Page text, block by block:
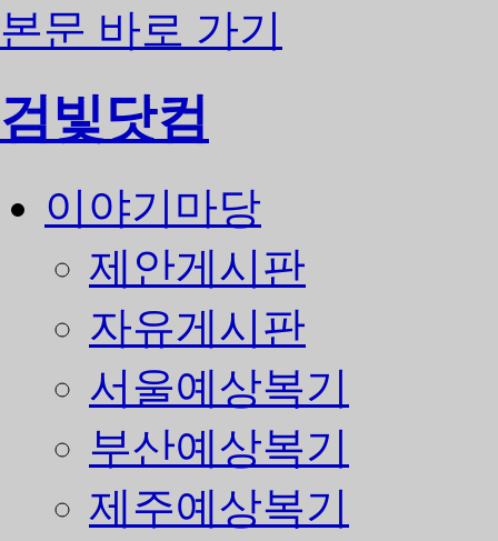
본문 바로 가기
검빛닷컴
이야기마당
제안게시판
자유게시판
서울예상복기
부산예상복기
제주예상복기